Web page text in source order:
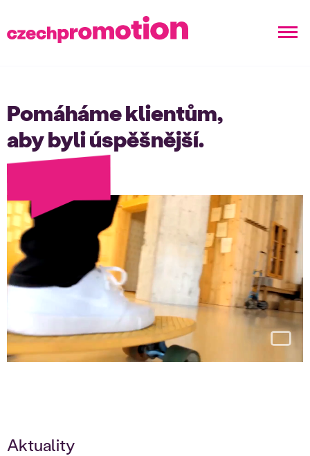
Pomáháme klientům,
aby byli úspěšnější.
Aktuality